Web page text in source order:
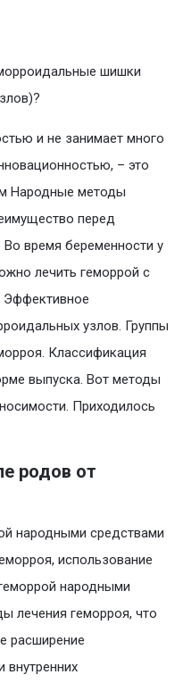
шишки
и не занимает много
– это
Народные методы
перед
время беременности у
лечить геморрой с
узлов. Группы
Классификация
выпуска. Вот методы
Приходилось
родов от
народными средствами
использование
народными
лечения геморроя, что
расширение
внутренних